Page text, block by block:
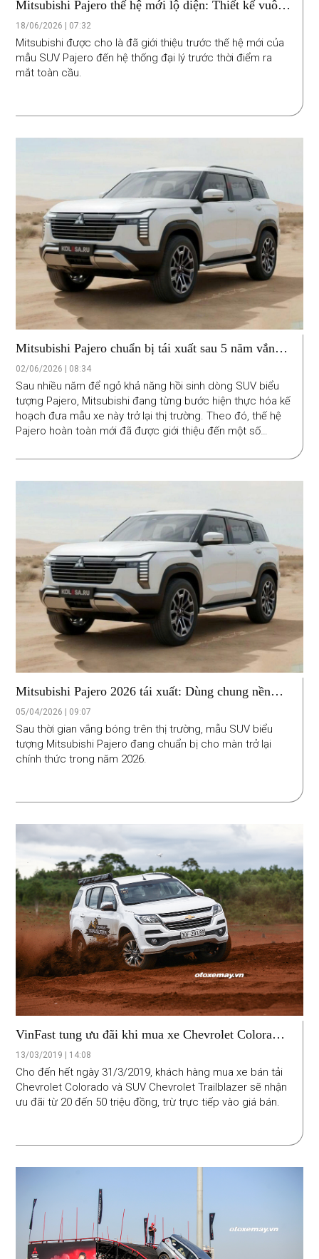
Mitsubishi Pajero thế hệ mới lộ diện: Thiết kế vuông
vức như Land Cruiser, gầm cao 305 mm, dự kiến ra
mắt năm 2026
18/06/2026 | 07:32
Mitsubishi được cho là đã giới thiệu trước thế hệ mới của
mẫu SUV Pajero đến hệ thống đại lý trước thời điểm ra
mắt toàn cầu.
Mitsubishi Pajero chuẩn bị tái xuất sau 5 năm vắng
bóng: Kích thước ngang Toyota Land Cruiser, nội
thất cao cấp, sang trọng hơn
02/06/2026 | 08:34
Sau nhiều năm để ngỏ khả năng hồi sinh dòng SUV biểu
tượng Pajero, Mitsubishi đang từng bước hiện thực hóa kế
hoạch đưa mẫu xe này trở lại thị trường. Theo đó, thế hệ
Pajero hoàn toàn mới đã được giới thiệu đến một số
cầu vào cuối năm 2026.
Mitsubishi Pajero 2026 tái xuất: Dùng chung nền
tảng Triton, sức kéo 3,5 tấn, lội nước 800mm
05/04/2026 | 09:07
Sau thời gian vắng bóng trên thị trường, mẫu SUV biểu
tượng Mitsubishi Pajero đang chuẩn bị cho màn trở lại
chính thức trong năm 2026.
VinFast tung ưu đãi khi mua xe Chevrolet Colorado
và Trailblazer trong tháng 3
13/03/2019 | 14:08
Cho đến hết ngày 31/3/2019, khách hàng mua xe bán tải
Chevrolet Colorado và SUV Chevrolet Trailblazer sẽ nhận
ưu đãi từ 20 đến 50 triệu đồng, trừ trực tiếp vào giá bán.